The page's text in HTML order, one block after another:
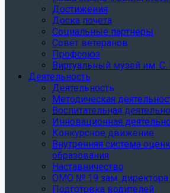
Достижения
Доска почета
Социальные партнеры
Совет ветеранов
Профсоюз
Виртуальный музей им. С.
Деятельность
Деятельность
Методическая
Воспитательная
Инновационная
Конкурсное движение
Внутренняя система
образования
Наставничество
ОМО № 19 зам.
Подготовка водителей